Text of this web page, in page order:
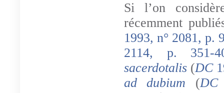
Si l’on
récemment
1993, n° 2081, p.
2114, p. 351-
sacerdotalis (DC
ad dubium
(